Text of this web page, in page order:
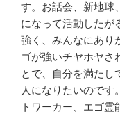
す。お話会、新地球
になって活動したが
強く、みんなにあり
ゴが強いチヤホヤさ
とで、自分を満たし
人になりたいのです
トワーカー、エゴ